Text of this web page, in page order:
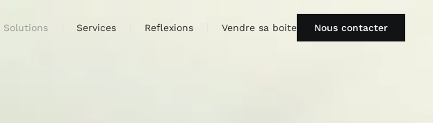
Solutions Services Reflexions Vendre sa boite Nous contacter